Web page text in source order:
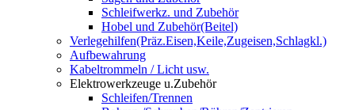
Schleifwerkz. und Zubehör
Hobel und Zubehör(Beitel)
Verlegehilfen(Präz.Eisen,Keile,Zugeisen,Schlagkl.)
Aufbewahrung
Kabeltrommeln / Licht usw.
Elektrowerkzeuge u.Zubehör
Schleifen/Trennen